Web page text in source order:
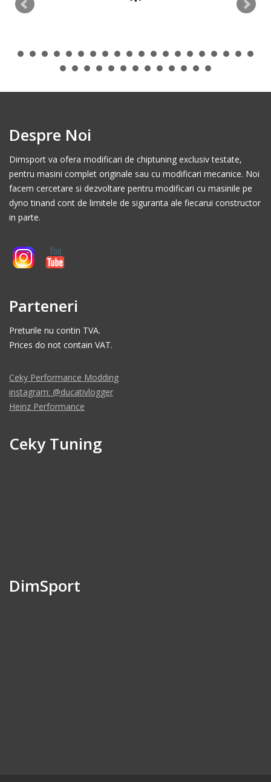
Despre Noi
Dimsport va ofera modificari de chiptuning exclusiv testate,
pentru masini complet originale sau cu modificari mecanice. Noi
facem cercetare si dezvoltare pentru modificari cu masinile pe
dyno tinand cont de limitele de siguranta ale fiecarui constructor
in parte.
Parteneri
Preturile nu contin TVA.
Prices do not contain VAT.
Ceky Performance Modding
instagram: @ducativlogger
Heinz Performance
Ceky Tuning
DimSport